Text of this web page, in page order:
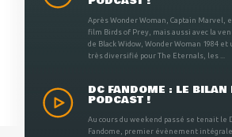
Après Wonder Woman, Captain Marvel,
film Birds of Prey, mais aussi avec la
de Black Widow, Wonder Woman 1984 et
très diversifié pour The Eternals, les ...
DC FANDOME : LE BILAN
PODCAST !
Au cours du weekend passé se tenait le
Fandome, premier évènement